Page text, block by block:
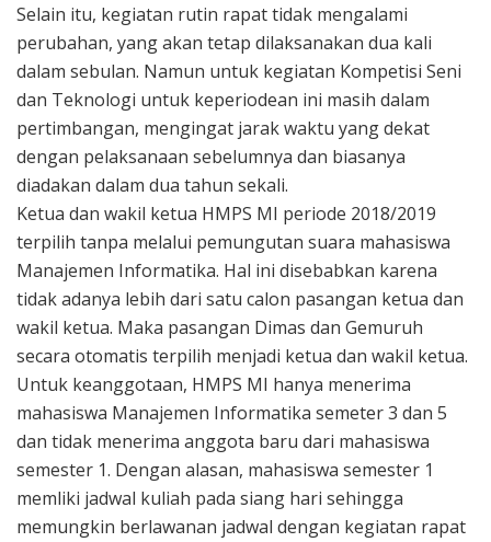
Selain itu, kegiatan rutin rapat tidak mengalami
perubahan, yang akan tetap dilaksanakan dua kali
dalam sebulan. Namun untuk kegiatan Kompetisi Seni
dan Teknologi untuk keperiodean ini masih dalam
pertimbangan, mengingat jarak waktu yang dekat
dengan pelaksanaan sebelumnya dan biasanya
diadakan dalam dua tahun sekali.
Ketua dan wakil ketua HMPS MI periode 2018/2019
terpilih tanpa melalui pemungutan suara mahasiswa
Manajemen Informatika. Hal ini disebabkan karena
tidak adanya lebih dari satu calon pasangan ketua dan
wakil ketua. Maka pasangan Dimas dan Gemuruh
secara otomatis terpilih menjadi ketua dan wakil ketua.
Untuk keanggotaan, HMPS MI hanya menerima
mahasiswa Manajemen Informatika semeter 3 dan 5
dan tidak menerima anggota baru dari mahasiswa
semester 1. Dengan alasan, mahasiswa semester 1
memliki jadwal kuliah pada siang hari sehingga
memungkin berlawanan jadwal dengan kegiatan rapat